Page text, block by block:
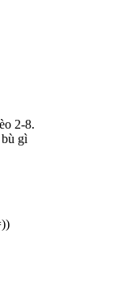
2-8.
bù gì